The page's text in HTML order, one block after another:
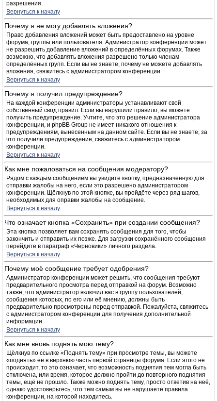
разрешения.
Вернуться к началу
Почему я не могу добавлять вложения?
Право добавления вложений может быть предоставлено на уровне
форума, группы или пользователя. Администратор конференции может
не разрешить добавление вложений в определённых форумах. Также
возможно, что добавлять вложения разрешено только членам
определённых групп. Если вы не знаете, почему не можете добавлять
вложения, свяжитесь с администратором конференции.
Вернуться к началу
Почему я получил предупреждение?
На каждой конференции администраторы устанавливают свой
собственный свод правил. Если вы нарушили правило, вы можете
получить предупреждение. Учтите, что это решение администратора
конференции, и phpBB Group не имеет никакого отношения к
предупреждениям, вынесенным на данном сайте. Если вы не знаете, за
что получили предупреждение, свяжитесь с администратором
конференции.
Вернуться к началу
Как мне пожаловаться на сообщения модератору?
Рядом с каждым сообщением вы увидите кнопку, предназначенную для
отправки жалобы на него, если это разрешено администратором
конференции. Щёлкнув по этой кнопке, вы пройдёте через ряд шагов,
необходимых для оправки жалобы на сообщение.
Вернуться к началу
Что означает кнопка «Сохранить» при создании сообщения?
Эта кнопка позволяет вам сохранять сообщения для того, чтобы
закончить и отправить их позже. Для загрузки сохранённого сообщения
перейдите в параграф «Черновики» личного раздела.
Вернуться к началу
Почему моё сообщение требует одобрения?
Администратор конференции может решить, что сообщения требуют
предварительного просмотра перед отправкой на форум. Возможно
также, что администратор включил вас в группу пользователей,
сообщения которых, по его или её мнению, должны быть
предварительно просмотрены перед отправкой. Пожалуйста, свяжитесь
с администратором конференции для получения дополнительной
информации.
Вернуться к началу
Как мне вновь поднять мою тему?
Щёлкнув по ссылке «Поднять тему» при просмотре темы, вы можете
«поднять» её в верхнюю часть первой страницы форума. Если этого не
происходит, то это означает, что возможность поднятия тем могла быть
отключена, или время, которое должно пройти до повторного поднятия
темы, ещё не прошло. Также можно поднять тему, просто ответив на неё,
однако удостоверьтесь, что тем самым вы не нарушаете правила
конференции, на которой находитесь.